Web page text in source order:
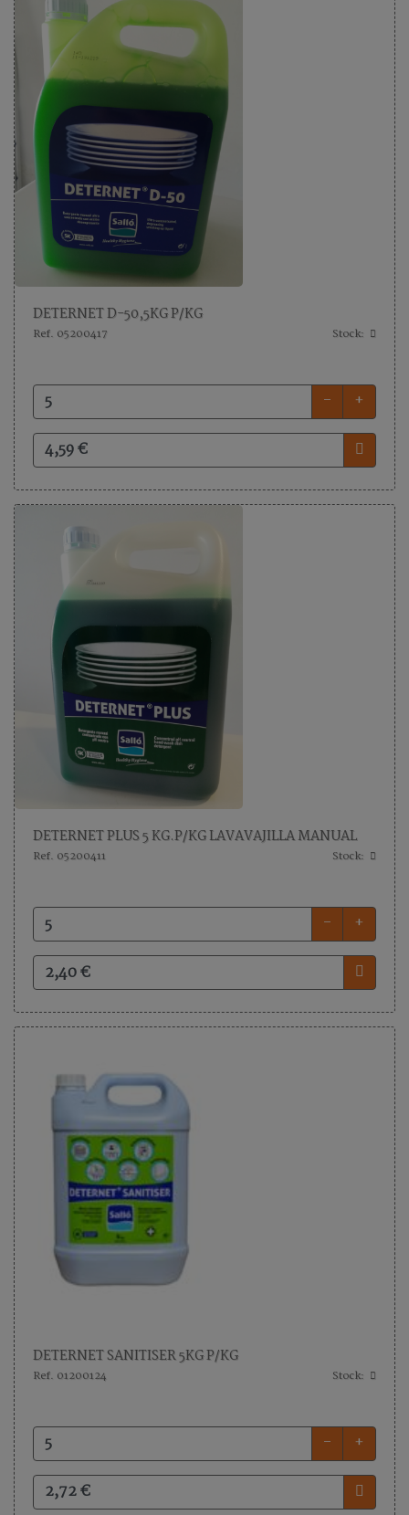
DETERNET D-50,5KG P/KG
Ref. 05200417 Stock:
- +
DETERNET PLUS 5 KG.P/KG LAVAVAJILLA MANUAL
Ref. 05200411 Stock:
- +
DETERNET SANITISER 5KG P/KG
Ref. 01200124 Stock:
- +